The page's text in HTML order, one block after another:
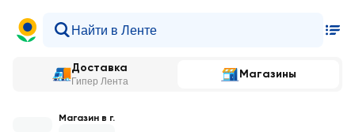
Доставка
Гипер Лента
Магазины
Магазин в г.